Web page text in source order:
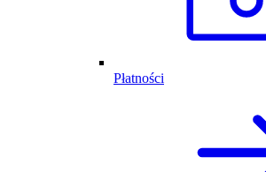
Płatności